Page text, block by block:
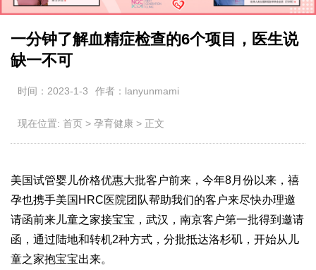
一分钟了解血精症检查的6个项目，医生说
缺一不可
时间：2023-1-3 作者：lanyunmami
现在位置: 首页 > 孕育健康 > 正文
美国试管婴儿价格优惠大批客户前来，今年8月份以来，禧
孕也携手美国HRC医院团队帮助我们的客户来尽快办理邀
请函前来儿童之家接宝宝，武汉，南京客户第一批得到邀请
函，通过陆地和转机2种方式，分批抵达洛杉矶，开始从儿
童之家抱宝宝出来。